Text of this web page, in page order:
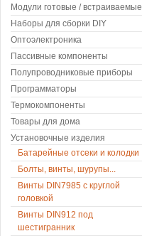
Модули готовые / встраиваемые
Наборы для сборки DIY
Оптоэлектроника
Пассивные компоненты
Полупроводниковые приборы
Программаторы
Термокомпоненты
Товары для дома
Установочные изделия
Батарейные отсеки и колодки
Болты, винты, шурупы...
Винты DIN7985 с круглой
головкой
Винты DIN912 под
шестигранник